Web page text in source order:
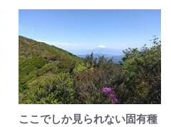
ここでしか見られない固有種